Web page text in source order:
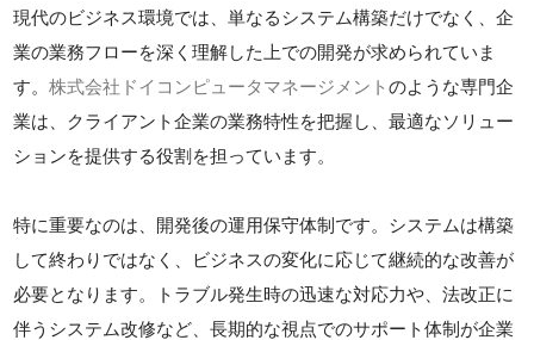
現代のビジネス環境では、単なるシステム構築だけでなく、企
業の業務フローを深く理解した上での開発が求められていま
す。株式会社ドイコンピュータマネージメントのような専門企
業は、クライアント企業の業務特性を把握し、最適なソリュー
ションを提供する役割を担っています。
特に重要なのは、開発後の運用保守体制です。システムは構築
して終わりではなく、ビジネスの変化に応じて継続的な改善が
必要となります。トラブル発生時の迅速な対応力や、法改正に
伴うシステム改修など、長期的な視点でのサポート体制が企業